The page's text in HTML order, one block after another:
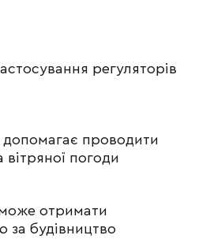
регуляторів
допомагає проводити
вітряної погоди
отримати
за будівництво